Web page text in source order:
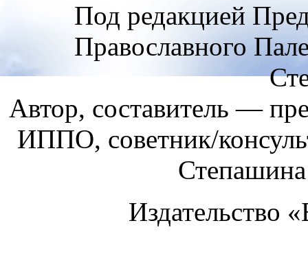
Под редакцией
Православного
Автор, составитель —
ИППО, советник/
Издательство